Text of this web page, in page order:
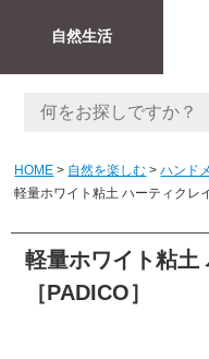
自然生活
HOME 自然を楽しむ
ハンド
軽量ホワイト粘土 ハーティクレ
軽量ホワイト粘土
［PADICO］